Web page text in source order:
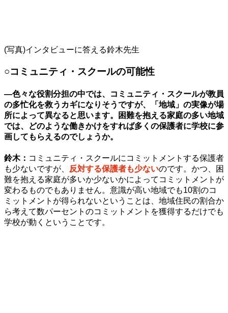
(写真)インタビューに答える鈴木先生
○コミュニティ・スクールの可能性
—色々な役割分担の中では、コミュニティ・スクールが教員
の多忙化を救うカギになりそうですが、「地域」の実像が場
所によって異なると思います。困難を抱える家庭の多い地域
では、どのような働きかけをすれば多くの保護者に学校に参
画してもらえるのでしょうか。
鈴木： コミュニティ・スクールにコミットメントする保護者
も少ないですが、
反対する保護者も少ないのです。かつ、困
難を抱える家庭が多いか少ないかによってコミットメントが
変わるものでもありません。意識が高い地域でも10割のコ
ミットメントが得られないということは、地域住民の割合か
ら考えて数パーセントのコミットメントを獲得するだけでも
学校が動くということです。